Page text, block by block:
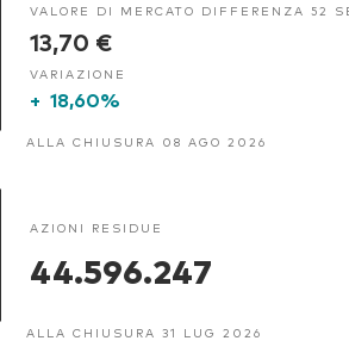
VALORE DI MERCATO DIFFERENZA 52
13,70 €
VARIAZIONE
+ 18,60%
ALLA CHIUSURA 08 AGO 2026
AZIONI RESIDUE
44.596.247
ALLA CHIUSURA 31 LUG 2026